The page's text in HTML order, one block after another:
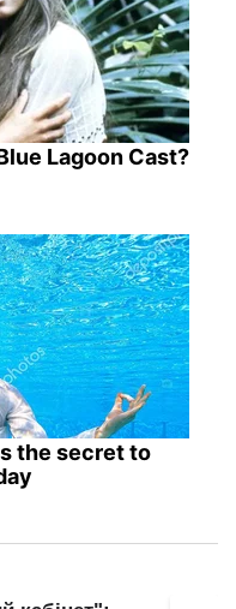
Lagoon Cast?
the secret to